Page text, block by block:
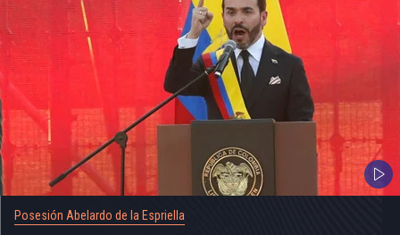
Posesión Abelardo de la Espriella